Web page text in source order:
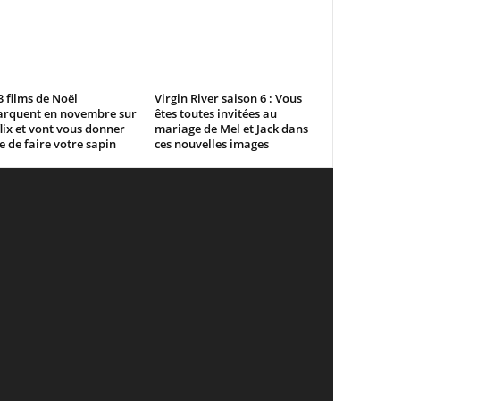
films de Noël
en novembre sur
et vont vous donner
de faire votre sapin
Virgin River saison 6 : Vous
êtes toutes invitées au
mariage de Mel et Jack dans
ces nouvelles images